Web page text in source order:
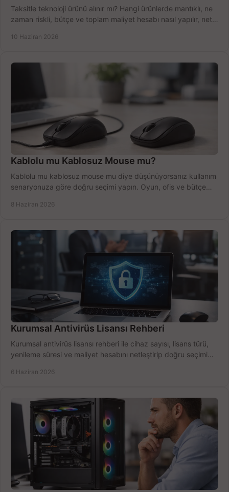
Taksitle teknoloji ürünü alınır mı? Hangi ürünlerde mantıklı, ne
zaman riskli, bütçe ve toplam maliyet hesabı nasıl yapılır, net
10 Haziran 2026
Kablolu mu Kablosuz Mouse mu?
Kablolu mu kablosuz mouse mu diye düşünüyorsanız kullanım
senaryonuza göre doğru seçimi yapın. Oyun, ofis ve bütçe
8 Haziran 2026
Kurumsal Antivirüs Lisansı Rehberi
Kurumsal antivirüs lisansı rehberi ile cihaz sayısı, lisans türü,
yenileme süresi ve maliyet hesabını netleştirip doğru seçimi
6 Haziran 2026